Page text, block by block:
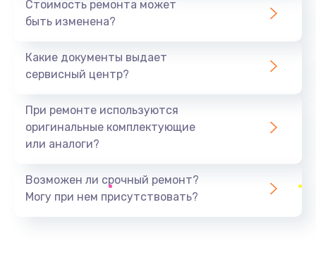
Ремонт южного моста
Замена батарейки BIOS
Заказать
Стоимость ремонта может
быть изменена?
Какие документы выдает
сервисный центр?
При ремонте используются
оригинальные комплектующие
или аналоги?
Возможен ли срочный ремонт?
Могу при нем присутствовать?